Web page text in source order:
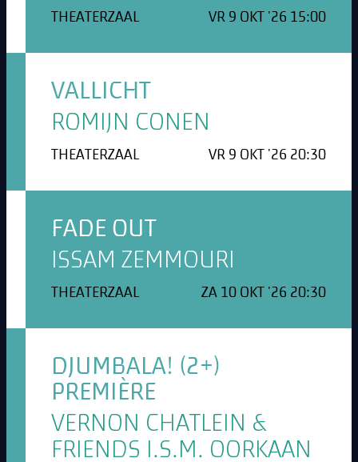
THEATERZAAL VR 9 OKT '26 15:00
VALLICHT
ROMIJN CONEN
THEATERZAAL VR 9 OKT '26 20:30
FADE OUT
ISSAM ZEMMOURI
THEATERZAAL ZA 10 OKT '26 20:30
DJUMBALA! (2+)
PREMIÈRE
VERNON CHATLEIN &
FRIENDS I.S.M. OORKAAN